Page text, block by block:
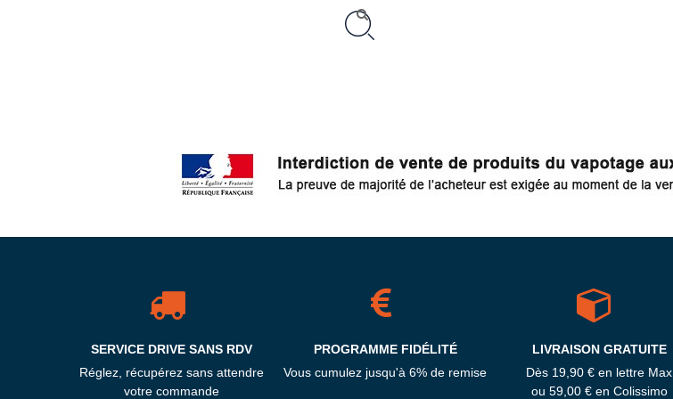
SERVICE DRIVE SANS RDV
Réglez, récupérez sans attendre
votre commande
PROGRAMME FIDÉLITÉ
Vous cumulez jusqu'à 6% de remise
LIVRAISON GRATUITE
Dès 19,90 € en lettre Max
ou 59,00 € en Colissimo